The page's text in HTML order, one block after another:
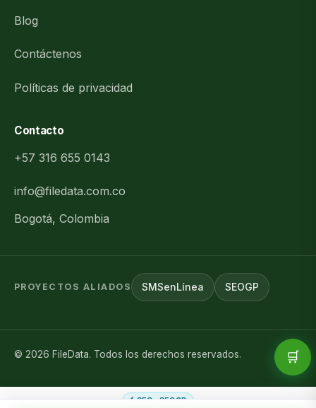
🛒
Blog
Contáctenos
Políticas de privacidad
Contacto
+57 316 655 0143
info@filedata.com.co
Bogotá, Colombia
PROYECTOS ALIADOS SMSenLínea SEOGP
© 2026 FileData. Todos los derechos reservados.
SEO · SEOGP